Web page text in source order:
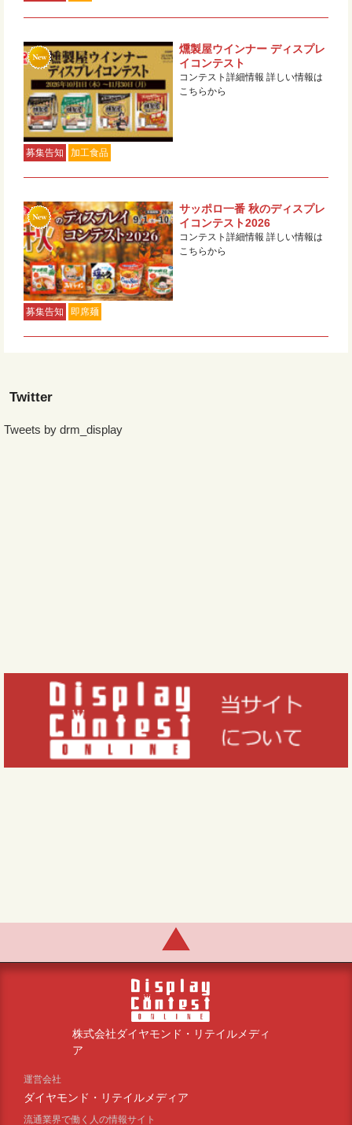
募集告知 加工食品
燻製屋ウインナー ディスプレ
イコンテスト
コンテスト詳細情報 詳しい情報は
こちらから
募集告知 即席麺
サッポロ一番 秋のディスプレ
イコンテスト2026
コンテスト詳細情報 詳しい情報は
こちらから
Twitter
Tweets by drm_display
株式会社ダイヤモンド・リテイルメディ
ア
運営会社
ダイヤモンド・リテイルメディア
流通業界で働く人の情報サイト